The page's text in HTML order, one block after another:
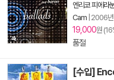
엔리코 피에라
Cam 2006년
19,000원
품절
[수입]